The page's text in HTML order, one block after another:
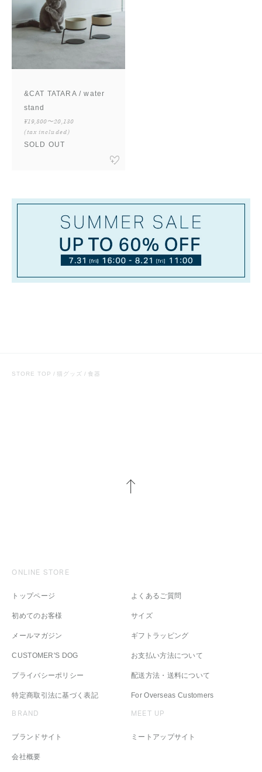
&CAT TATARA / water
stand
¥19,800〜20,130
(tax included)
SOLD OUT
STORE TOP 猫グッズ 食器
ONLINE STORE
トップページ
初めてのお客様
メールマガジン
CUSTOMER'S DOG
プライバシーポリシー
特定商取引法に基づく表記
よくあるご質問
サイズ
ギフトラッピング
お支払い方法について
配送方法・送料について
For Overseas Customers
BRAND
ブランドサイト
会社概要
MEET UP
ミートアップサイト